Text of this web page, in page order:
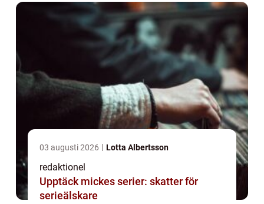
ett roligt sät...
03 augusti 2026 Lotta Albertsson
redaktionel
Upptäck mickes serier: skatter för
serieälskare